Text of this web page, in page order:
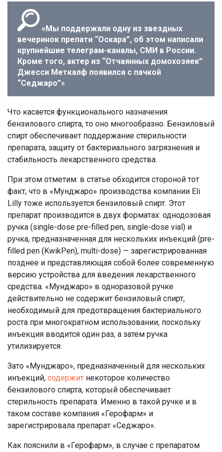
«Мы поддержали одну из звездных
вечеринок препати “Оскара”, об этом написали
крупнейшие телеграм-каналы, СМИ в России.
Кроме того, актер из “Отчаянных домохозяек”
Джесси Меткалф появился с пачкой
“Седжаро”»
Что касается функционального назначения
бензилового спирта, то оно многообразно. Бензиловый
спирт обеспечивает поддержание стерильности
препарата, защиту от бактериального загрязнения и
стабильность лекарственного средства.
При этом отметим: в статье обходится стороной тот
факт, что в «Мунджаро» производства компании Eli
Lilly тоже используется бензиловый спирт. Этот
препарат производится в двух форматах: однодозовая
ручка (single-dose pre-filled pen, single-dose vial) и
ручка, предназначенная для нескольких инъекций (pre-
filled pen (KwikPen), multi-dose) — зарегистрированная
позднее и представляющая собой более современную
версию устройства для введения лекарственного
средства. «Мунджаро» в одноразовой ручке
действительно не содержит бензиловый спирт,
необходимый для предотвращения бактериального
роста при многократном использовании, поскольку
инъекция вводится один раз, а затем ручка
утилизируется.
Зато «Мунджаро», предназначенный для нескольких
инъекций, содержит некоторое количество
бензилового спирта, который обеспечивает
стерильность препарата. Именно в такой ручке и в
таком составе компания «Герофарм» и
зарегистрировала препарат «Седжаро».
Как пояснили в «Герофарм», в случае с препаратом